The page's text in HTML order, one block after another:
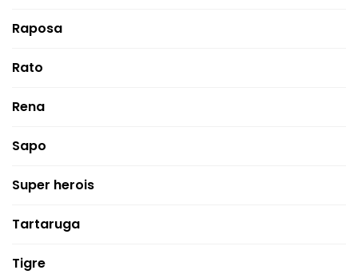
Raposa
Rato
Rena
Sapo
Super herois
Tartaruga
Tigre